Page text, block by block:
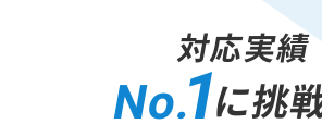
対応実績
No.1に挑